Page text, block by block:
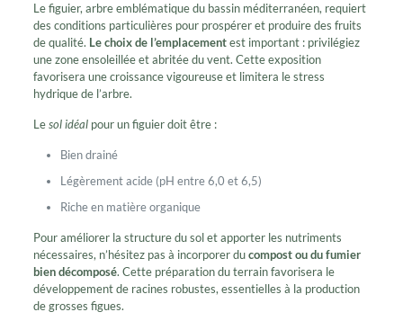
Le figuier, arbre emblématique du bassin méditerranéen, requiert
des conditions particulières pour prospérer et produire des fruits
de qualité. Le choix de l’emplacementest important : privilégiez
une zone ensoleillée et abritée du vent. Cette exposition
favorisera une croissance vigoureuse et limitera le stress
hydrique de l’arbre.
Lesol idéalpour un figuier doit être :
Bien drainé
Légèrement acide (pH entre 6,0 et 6,5)
Riche en matière organique
Pour améliorer la structure du sol et apporter les nutriments
nécessaires, n’hésitez pas à incorporer ducompost ou du fumier
bien décomposé. Cette préparation du terrain favorisera le
développement de racines robustes, essentielles à la production
de grosses figues.